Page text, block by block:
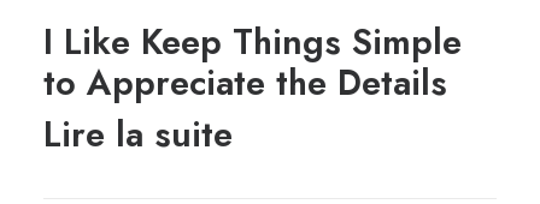
I Like Keep Things Simple
to Appreciate the Details
Lire la suite